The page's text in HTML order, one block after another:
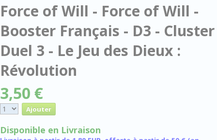
Force of Will - Force of Will -
Booster Français - D3 - Cluster
Duel 3 - Le Jeu des Dieux :
Révolution
3,50 €
Disponible en Livraison